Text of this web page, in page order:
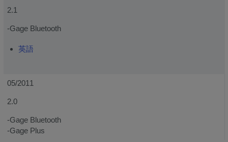
2.1
-Gage Bluetooth
英語
05/2011
2.0
-Gage Bluetooth
-Gage Plus